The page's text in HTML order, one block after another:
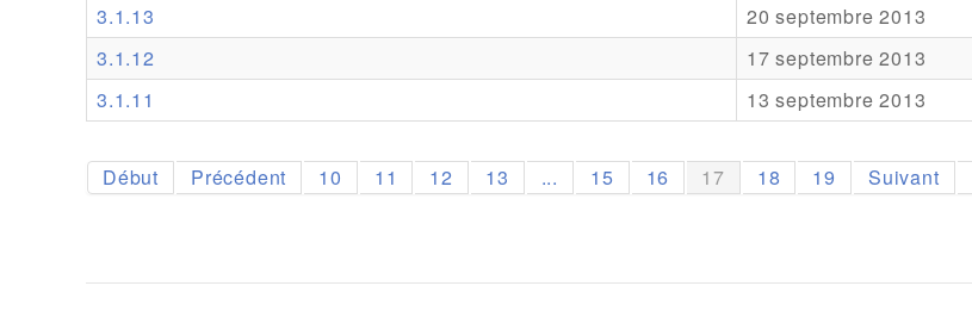
3.1.13
20 septembre 2013
3.1.12
17 septembre 2013
3.1.11
13 septembre 2013
Début Précédent 10 11 12 13 ... 15 16 17 18 19 Suivant